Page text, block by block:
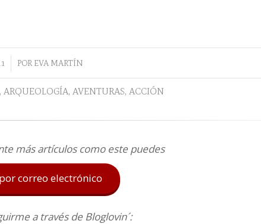
POR EVA MARTÍN
, ARQUEOLOGÍA, AVENTURAS, ACCIÓN
más artículos como este puedes
correo electrónico
a través de Bloglovin´: